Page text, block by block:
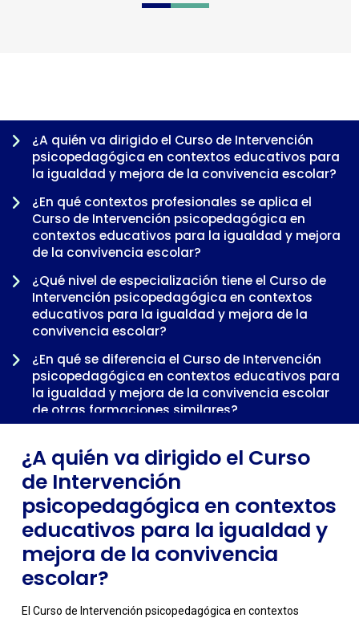
0 1 2 3 4
¿A quién va dirigido el Curso de Intervención
psicopedagógica en contextos educativos para
la igualdad y mejora de la convivencia escolar?
¿En qué contextos profesionales se aplica el
Curso de Intervención psicopedagógica en
contextos educativos para la igualdad y mejora
de la convivencia escolar?
¿Qué nivel de especialización tiene el Curso de
Intervención psicopedagógica en contextos
educativos para la igualdad y mejora de la
convivencia escolar?
¿En qué se diferencia el Curso de Intervención
psicopedagógica en contextos educativos para
la igualdad y mejora de la convivencia escolar
de otras formaciones similares?
Intervención psicopedagógica en contextos
educativos para la igualdad y mejora de la
convivencia escolar dentro de una trayectoria
profesional?
¿A quién va dirigido el Curso
de Intervención
psicopedagógica en contextos
educativos para la igualdad y
mejora de la convivencia
escolar?
El Curso de Intervención psicopedagógica en contextos